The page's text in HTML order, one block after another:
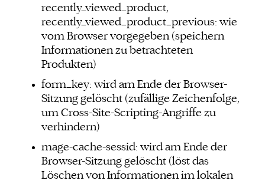
recently_viewed_product,
recently_viewed_product_previous: wie
vom Browser vorgegeben (speichern
Informationen zu betrachteten
Produkten)
form_key: wird am Ende der Browser-
Sitzung gelöscht (zufällige Zeichenfolge,
um Cross-Site-Scripting-Angriffe zu
verhindern)
mage-cache-sessid: wird am Ende der
Browser-Sitzung gelöscht (löst das
Löschen von Informationen im lokalen